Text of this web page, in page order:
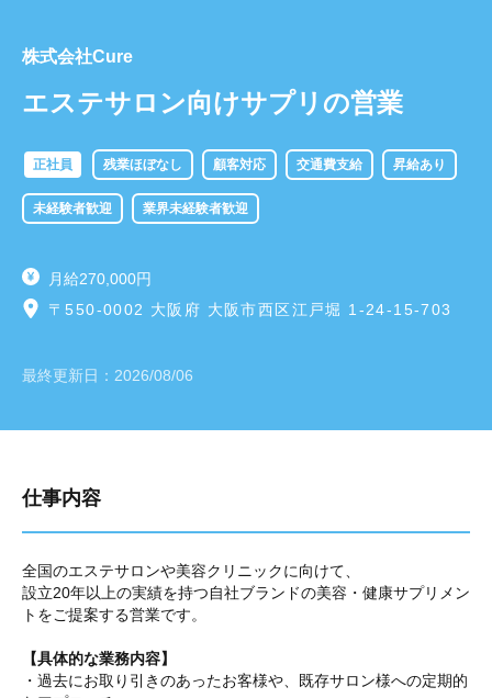
株式会社Cure
エステサロン向けサプリの営業
正社員 残業ほぼなし 顧客対応 交通費支給 昇給あり
未経験者歓迎 業界未経験者歓迎
月給270,000円
〒550-0002 大阪府 大阪市西区江戸堀 1-24-15-703
最終更新日： 2026/08/06
仕事内容
全国のエステサロンや美容クリニックに向けて、
設立20年以上の実績を持つ自社ブランドの美容・健康サプリメン
トをご提案する営業です。
【具体的な業務内容】
・過去にお取り引きのあったお客様や、既存サロン様への定期的